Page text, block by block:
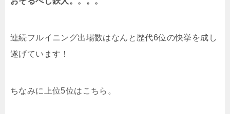
連続フルイニング出場数はなんと歴代6位の快挙を成し
遂げています！
ちなみに上位5位はこちら。